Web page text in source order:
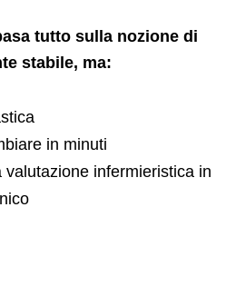
tutto sulla nozione di
stabile, ma:
in minuti
infermieristica in